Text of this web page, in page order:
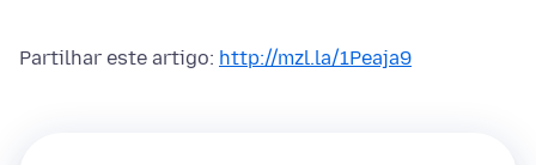
Partilhar este artigo: http://mzl.la/1Peaja9